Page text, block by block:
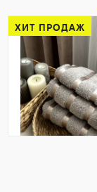
ХИТ ПРОДАЖ